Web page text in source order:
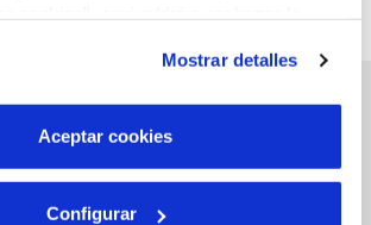
para que el sitio web funcione y que
desactivar. Puedes consultar
en nuestraPolítica de Cookies
Mostrar detalles
Aceptar cookies
Configurar